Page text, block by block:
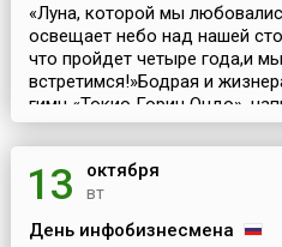
«Луна, которой мы
освещает небо над нашей
что пройдет четыре года,и
встретимся!»Бодрая и
гимн «Токио Горин Ондо»,
13 октября
вт
День инфобизнесмена